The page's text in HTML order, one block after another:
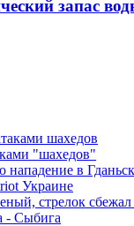
запас
"шахедов"
нападение в
Украине
стрелок
- Сыбига